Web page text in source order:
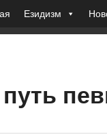
Езидизм